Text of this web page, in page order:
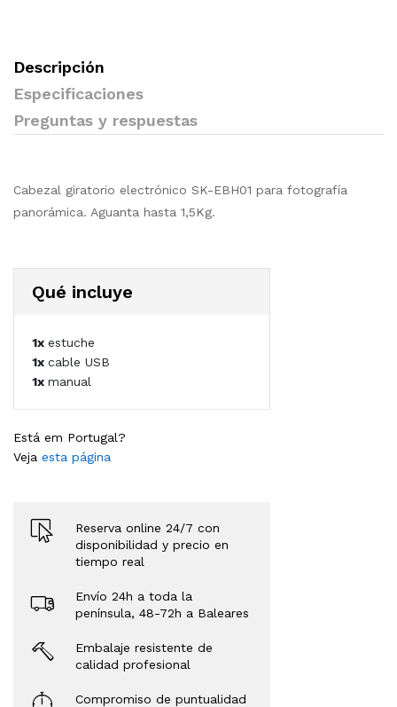
Descripción
Especificaciones
Preguntas y respuestas
Cabezal giratorio electrónico SK-EBH01 para fotografía
panorámica. Aguanta hasta 1,5Kg.
Reserva online 24/7 con
disponibilidad y precio en
tiempo real
Envío 24h a toda la
península, 48-72h a Baleares
Embalaje resistente de
calidad profesional
Compromiso de puntualidad
Está em Portugal?
Veja esta página
Qué incluye
1x estuche
1x cable USB
1x manual